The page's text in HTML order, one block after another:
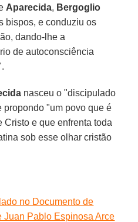
Aparecida, Bergoglio
bispos, e conduziu os
dando-lhe a
de autoconsciência
nasceu o "discipulado
propondo "um povo que é
e que enfrenta toda
sob esse olhar cristão
no Documento de
Juan Pablo Espinosa Arce